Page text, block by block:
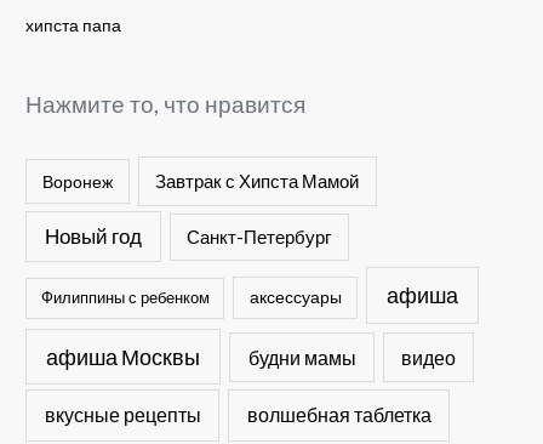
хипста папа
Нажмите то, что нравится
Воронеж Завтрак с Хипста Мамой
Новый год Санкт-Петербург
Филиппины с ребенком аксессуары афиша
афиша Москвы будни мамы видео
вкусные рецепты волшебная таблетка